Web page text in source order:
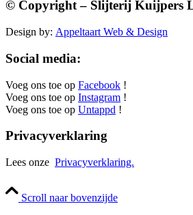
© Copyright – Slijterij Kuijpers
Design by: Appeltaart Web & Design
Social media:
Voeg ons toe op Facebook !
Voeg ons toe op Instagram !
Voeg ons toe op Untappd !
Privacyverklaring
Lees onze Privacyverklaring.
Scroll naar bovenzijde